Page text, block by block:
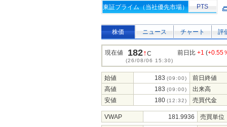
東証プライム（当社優先市場） PTS
株価 ニュース チャート 評
現在値 182↑C
(26/08/06 15:30)
前日比 +1 (+0.55
始値 183 (09:00)
前日終値
高値
183 (09:00)
出来高
安値
180 (12:32) 売買代金
VWAP 181.9936 売買単位